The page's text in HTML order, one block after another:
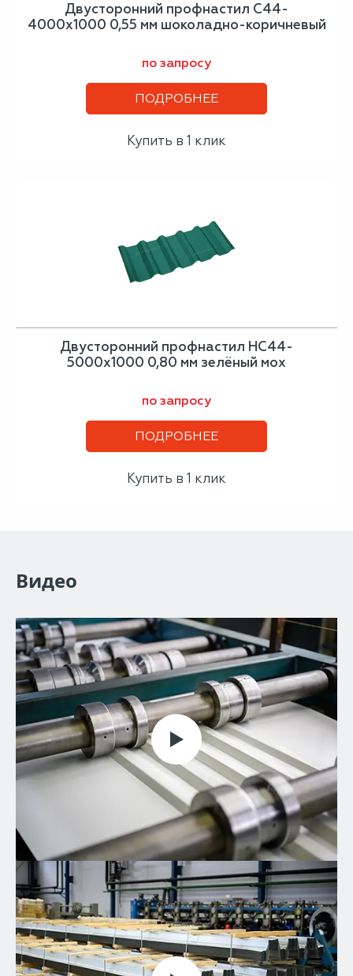
Двусторонний профнастил С44-
4000х1000 0,55 мм шоколадно-коричневый
по запросу
ПОДРОБНЕЕ
Купить в 1 клик
Двусторонний профнастил НС44-
5000х1000 0,80 мм зелёный мох
по запросу
ПОДРОБНЕЕ
Купить в 1 клик
Видео